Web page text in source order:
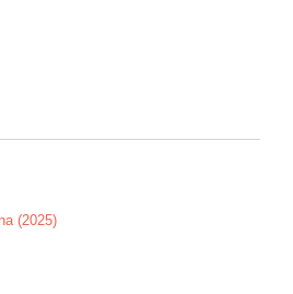
(2025)